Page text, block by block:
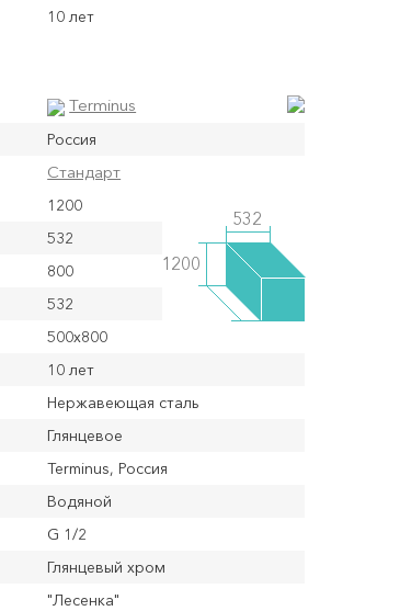
10 лет
Terminus
Россия
Стандарт
1200
532
800
532
500x800
10 лет
Нержавеющая сталь
Глянцевое
Terminus, Россия
Водяной
G 1/2
Глянцевый хром
"Лесенка"
1200
532